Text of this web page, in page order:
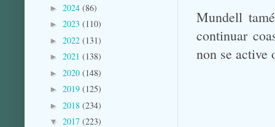
Mundell
continuar
non se active
► 2024 (86)
► 2023 (110)
► 2022 (131)
► 2021 (138)
► 2020 (148)
► 2019 (125)
► 2018 (234)
▼ 2017 (223)